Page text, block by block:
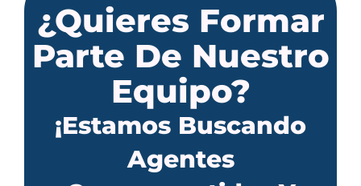
¿Quieres Formar
Parte De Nuestro
Equipo?
¡Estamos Buscando
Agentes